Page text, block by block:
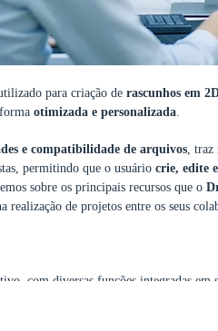
para criação de rascunhos em
otimizada e personalizada.
e compatibilidade de arquivos, traz
permitindo que o usuário crie, edite
sobre os principais recursos que o
realização de projetos entre os seus
com diversas funções integradas em